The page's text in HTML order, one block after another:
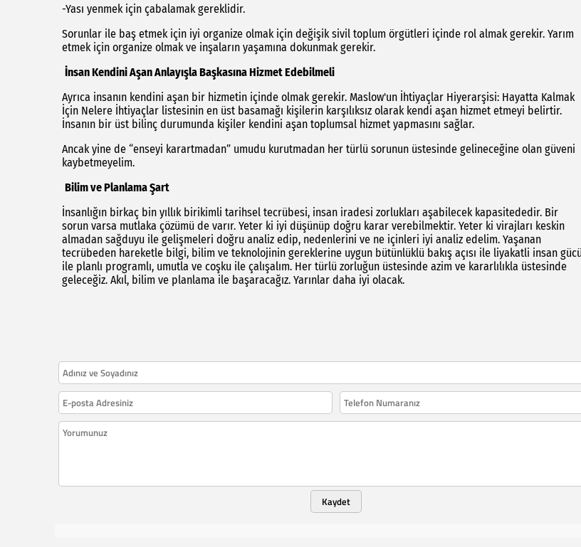
-Yası yenmek için çabalamak gereklidir.
Sorunlar ile baş etmek için iyi organize olmak için değişik sivil toplum örgütleri içinde rol almak gerekir. Yarım
etmek için organize olmak ve inşaların yaşamına dokunmak gerekir.
İnsan Kendini Aşan Anlayışla Başkasına Hizmet Edebilmeli
Ayrıca insanın kendini aşan bir hizmetin içinde olmak gerekir. Maslow'un İhtiyaçlar Hiyerarşisi: Hayatta Kalmak
İçin Nelere İhtiyaçlar listesinin en üst basamağı kişilerin karşılıksız olarak kendi aşan hizmet etmeyi belirtir.
İnsanın bir üst bilinç durumunda kişiler kendini aşan toplumsal hizmet yapmasını sağlar.
Ancak yine de “enseyi karartmadan” umudu kurutmadan her türlü sorunun üstesinde gelineceğine olan güveni
kaybetmeyelim.
Bilim ve Planlama Şart
İnsanlığın birkaç bin yıllık birikimli tarihsel tecrübesi, insan iradesi zorlukları aşabilecek kapasitededir. Bir
sorun varsa mutlaka çözümü de varır. Yeter ki iyi düşünüp doğru karar verebilmektir. Yeter ki virajları keskin
almadan sağduyu ile gelişmeleri doğru analiz edip, nedenlerini ve ne içinleri iyi analiz edelim. Yaşanan
tecrübeden hareketle bilgi, bilim ve teknolojinin gereklerine uygun bütünlüklü bakış açısı ile liyakatli insan gücü
ile planlı programlı, umutla ve coşku ile çalışalım. Her türlü zorluğun üstesinde azim ve kararlılıkla üstesinde
geleceğiz. Akıl, bilim ve planlama ile başaracağız. Yarınlar daha iyi olacak.
Kaydet